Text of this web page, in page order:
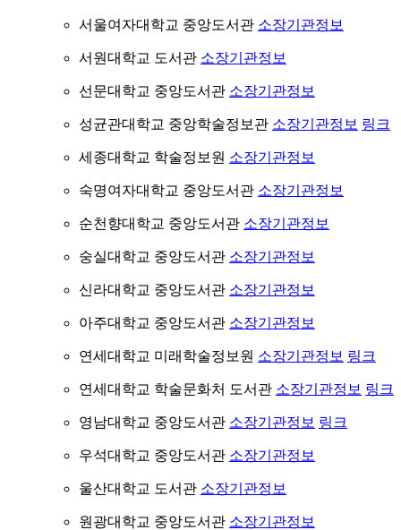
서울여자대학교 중앙도서관 소장기관정보
서원대학교 도서관 소장기관정보
선문대학교 중앙도서관 소장기관정보
성균관대학교 중앙학술정보관 소장기관정보 링크
세종대학교 학술정보원 소장기관정보
숙명여자대학교 중앙도서관 소장기관정보
순천향대학교 중앙도서관 소장기관정보
숭실대학교 중앙도서관 소장기관정보
신라대학교 중앙도서관 소장기관정보
아주대학교 중앙도서관 소장기관정보
연세대학교 미래학술정보원 소장기관정보 링크
연세대학교 학술문화처 도서관 소장기관정보 링크
영남대학교 중앙도서관 소장기관정보 링크
우석대학교 중앙도서관 소장기관정보
울산대학교 도서관 소장기관정보
원광대학교 중앙도서관 소장기관정보